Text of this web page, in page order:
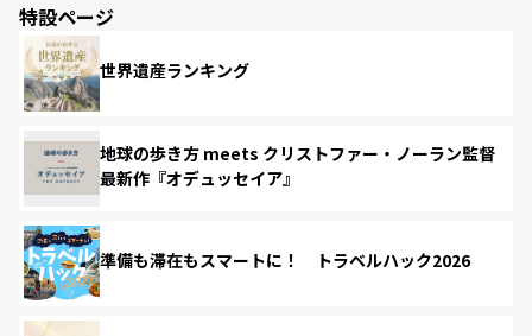
特設ページ
世界遺産ランキング
地球の歩き方 meets クリストファー・ノーラン監督
最新作『オデュッセイア』
準備も滞在もスマートに！ トラベルハック2026